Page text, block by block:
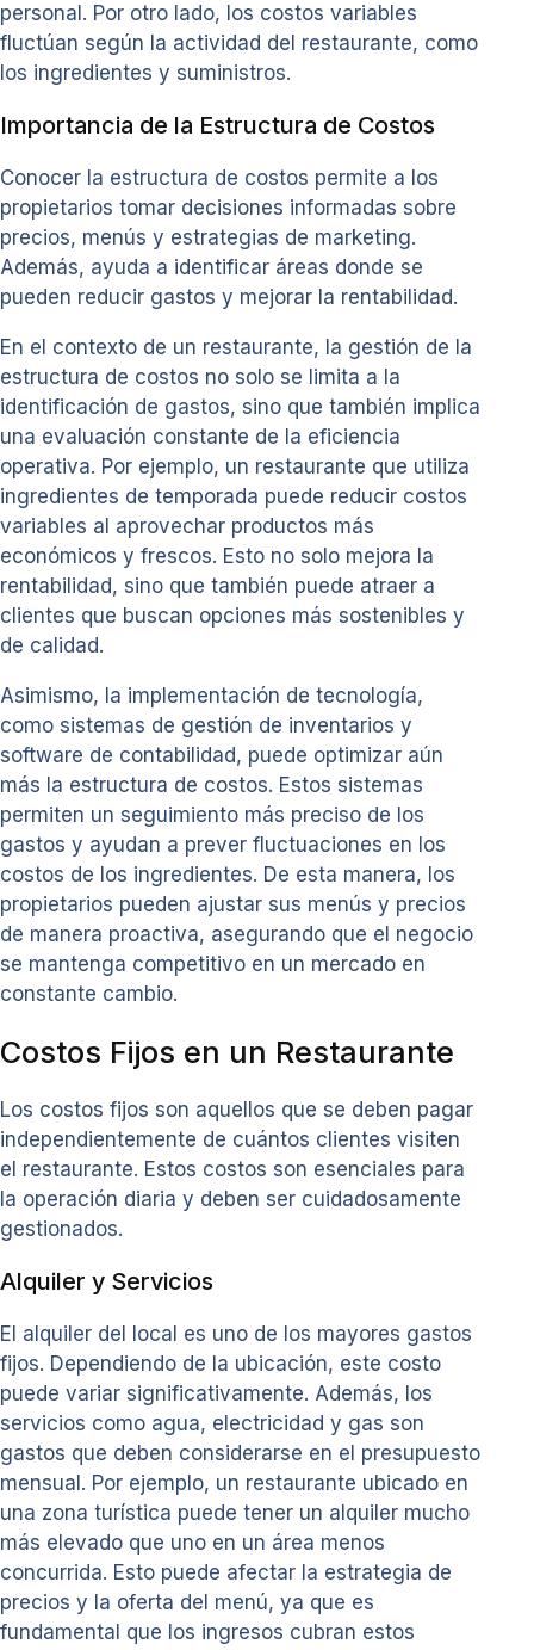
personal. Por otro lado, los costos variables
fluctúan según la actividad del restaurante, como
los ingredientes y suministros.
Importancia de la Estructura de Costos
Conocer la estructura de costos permite a los
propietarios tomar decisiones informadas sobre
precios, menús y estrategias de marketing.
Además, ayuda a identificar áreas donde se
pueden reducir gastos y mejorar la rentabilidad.
En el contexto de un restaurante, la gestión de la
estructura de costos no solo se limita a la
identificación de gastos, sino que también implica
una evaluación constante de la eficiencia
operativa. Por ejemplo, un restaurante que utiliza
ingredientes de temporada puede reducir costos
variables al aprovechar productos más
económicos y frescos. Esto no solo mejora la
rentabilidad, sino que también puede atraer a
clientes que buscan opciones más sostenibles y
de calidad.
Asimismo, la implementación de tecnología,
como sistemas de gestión de inventarios y
software de contabilidad, puede optimizar aún
más la estructura de costos. Estos sistemas
permiten un seguimiento más preciso de los
gastos y ayudan a prever fluctuaciones en los
costos de los ingredientes. De esta manera, los
propietarios pueden ajustar sus menús y precios
de manera proactiva, asegurando que el negocio
se mantenga competitivo en un mercado en
constante cambio.
Costos Fijos en un Restaurante
Los costos fijos son aquellos que se deben pagar
independientemente de cuántos clientes visiten
el restaurante. Estos costos son esenciales para
la operación diaria y deben ser cuidadosamente
gestionados.
Alquiler y Servicios
El alquiler del local es uno de los mayores gastos
fijos. Dependiendo de la ubicación, este costo
puede variar significativamente. Además, los
servicios como agua, electricidad y gas son
gastos que deben considerarse en el presupuesto
mensual. Por ejemplo, un restaurante ubicado en
una zona turística puede tener un alquiler mucho
más elevado que uno en un área menos
concurrida. Esto puede afectar la estrategia de
precios y la oferta del menú, ya que es
fundamental que los ingresos cubran estos